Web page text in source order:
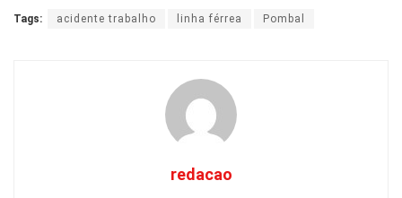
Tags: acidente trabalho linha férrea Pombal
redacao